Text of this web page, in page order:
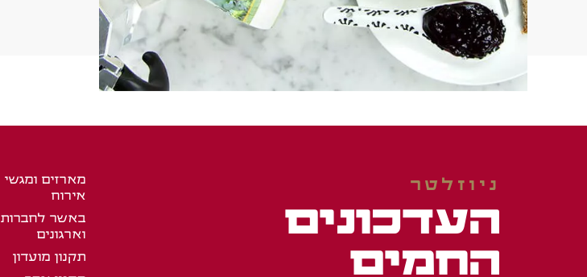
ניוזלטר
העדכונים
החמים
מארזים ומגשי
אירוח
באשר לחברות
וארגונים
תקנון מועדון